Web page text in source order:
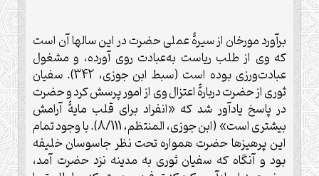
برآورد مورخان از سيرۀ عملی حضرت در اين سالها آن است
که وی از طلب رياست به‌عبادت روی آورده، و مشغول
عبادت‌ورزی بوده است (سبط ابن جوزی، 342). سفيان
ثوری از حضرت دربارۀ اعتزال وی از امور پرسش کرد و حضرت
در پاسخ يادآور شد که «انفراد برای قلب مايۀ آرامش
بيشتری است» (ابن جوزی، المنتظم، 8/111). با وجود تمام
اين پرهيزها حضرت همواره تحت نظر جاسوسان خليفه
بود و آنگاه که سفيان ثوری به مدينه نزد حضرت آمد،